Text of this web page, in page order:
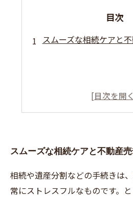
目次
スムーズな相続ケアと
スムーズな相続ケアと不動産
相続や遺産分割などの手続きは
常にストレスフルなものです。